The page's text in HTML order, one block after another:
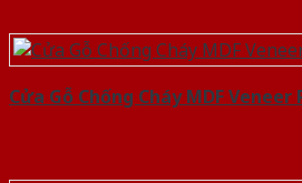
Cửa Gỗ Chống Cháy MDF Veneer